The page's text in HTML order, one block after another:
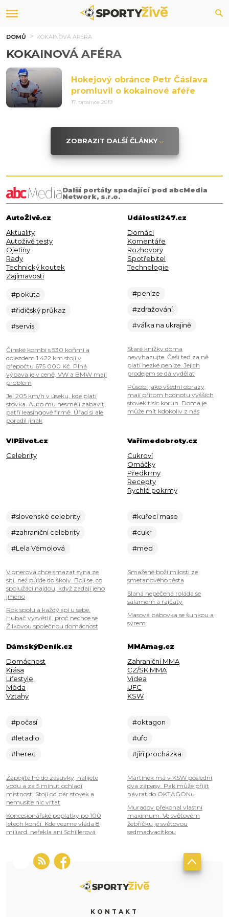
DOMŮ KOKAINOVÁ AFÉRA
KOKAINOVÁ AFÉRA
Hokejový obránce Petr Čáslava
promluvil o kokainové aféře
17. prosince 2019
ZOBRAZIT DALŠÍ ČLÁNKY
Další portály spadající pod abcMedia
Network, s.r.o.
AutoŽivě.cz
Aktuality
Autoživě testy
Ojetiny
Rady
Technický koutek
Zajímavosti
#pokuta
#řidičský průkaz
#servis
Čínské kombi s 530 koňmi a
dojezdem 1 422 km stojí v
přepočtu 675 000 Kč. Plná
výbava je v ceně, VW a BMW mají
problém
Jel 205 km/h v úseku, kde platí
stovka. Auto mu nesměli zabavit,
patří leasingové firmě. Úřad si ale
poradil jinak
Události247.cz
Domácí
Komentáře
Rozhovory
Spotřebitel
Technologie
#peníze
#zdražování
#válka na ukrajině
Staré knížky doma
nevyhazujte. Češi teď za ně
platí hezké peníze. Jejich
prodejem se dá vydělat
Působí jako všední obrazy,
mají přitom hodnotu vyšších
stovek tisíc korun. Doma je
může mít kdokoliv z nás
VIPživot.cz
Celebrity
#slovenské celebrity
#zahraniční celebrity
#Lela Vémolová
Vignerová chce smazat syna ze
sítí, než půjde do školy. Bojí se, co
spolužáci najdou, když zadají jeho
jméno
Rok spolu a každý spí u sebe.
Hubač vysvětlil, proč nechce se
Žilkovou společnou domácnost
Vařímedobroty.cz
Cukroví
Omáčky
Předkrmy
Recepty
Rychlé pokrmy
#kuřecí maso
#cukr
#med
Smažené boží milosti ze
smetanového těsta
Slaná nepečená roláda se
salámem a rajčaty
Masová bábovka se šunkou a
sýrem
DámskýDeník.cz
Domácnost
Krása
Lifestyle
Móda
Vztahy
#počasí
#letadlo
#herec
Zapojíte ho do zásuvky, nalijete
vodu a za 5 minut ochladí
místnost. Stojí od pár stovek a
nemusíte nic vrtat
Koncesionářské poplatky po 100
letech končí. Kde vezme vláda 8
miliard, neřekla ani Schillerová
MMAmag.cz
Zahraniční MMA
CZ/SK MMA
Videa
UFC
KSW
#oktagon
#ufc
#jiří procházka
Martínek má v KSW poslední
dva zápasy. Pak může přijít
návrat do OKTAGONu
Muradov překonal vlastní
maximum. Ve světovém
žebříčku je světovou
sedmadvacítkou
KONTAKT